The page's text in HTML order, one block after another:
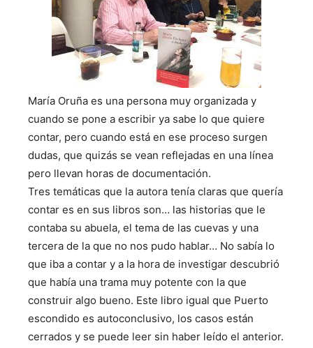
María Oruña es una persona muy organizada y
cuando se pone a escribir ya sabe lo que quiere
contar, pero cuando está en ese proceso surgen
dudas, que quizás se vean reflejadas en una línea
pero llevan horas de documentación.
Tres temáticas que la autora tenía claras que quería
contar es en sus libros son… las historias que le
contaba su abuela, el tema de las cuevas y una
tercera de la que no nos pudo hablar… No sabía lo
que iba a contar y a la hora de investigar descubrió
que había una trama muy potente con la que
construir algo bueno. Este libro igual que Puerto
escondido es autoconclusivo, los casos están
cerrados y se puede leer sin haber leído el anterior.